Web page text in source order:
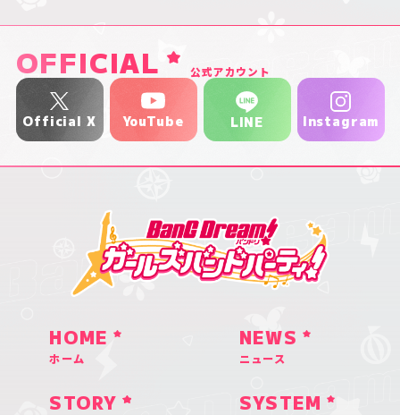
OFFICIAL 公式アカウント
Official X YouTube LINE Instagram
HOME
ホーム
NEWS
ニュース
STORY SYSTEM